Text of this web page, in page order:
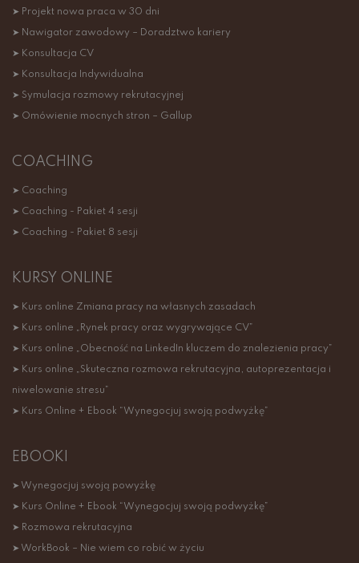
➤ Projekt nowa praca w 30 dni
➤ Nawigator zawodowy – Doradztwo kariery
➤ Konsultacja CV
➤ Konsultacja Indywidualna
➤ Symulacja rozmowy rekrutacyjnej
➤ Omówienie mocnych stron – Gallup
COACHING
➤ Coaching
➤ Coaching - Pakiet 4 sesji
➤ Coaching - Pakiet 8 sesji
KURSY ONLINE
➤ Kurs online Zmiana pracy na własnych zasadach
➤ Kurs online „Rynek pracy oraz wygrywające CV”
➤ Kurs online „Obecność na LinkedIn kluczem do znalezienia pracy”
➤ Kurs online „Skuteczna rozmowa rekrutacyjna, autoprezentacja i
niwelowanie stresu”
➤ Kurs Online + Ebook “Wynegocjuj swoją podwyżkę”
EBOOKI
➤ Wynegocjuj swoją powyżkę
➤ Kurs Online + Ebook “Wynegocjuj swoją podwyżkę”
➤ Rozmowa rekrutacyjna
➤ WorkBook – Nie wiem co robić w życiu